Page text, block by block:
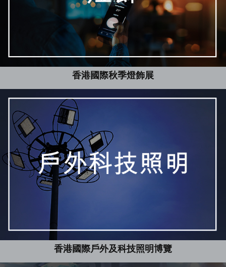
香港國際秋季燈飾展
香港國際戶外及科技照明博覽